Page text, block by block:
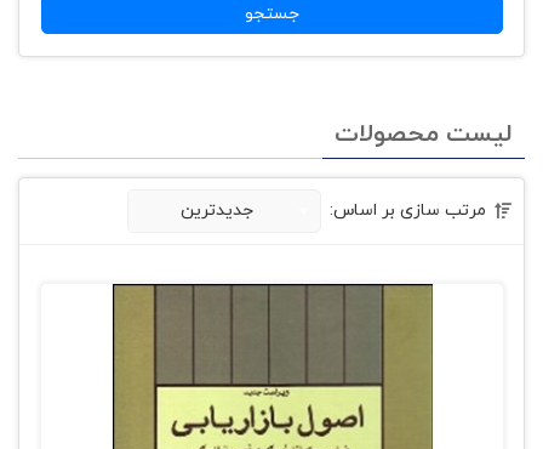
جستجو
لیست محصولات
مرتب سازی بر اساس: جدیدترین